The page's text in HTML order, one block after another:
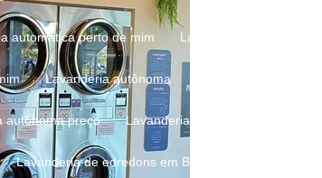
automática perto de mim Lavanderia automática
Lavanderia autônoma Lavanderia
autônoma preço Lavanderia em barueri
Lavanderia de edredons em Barueri